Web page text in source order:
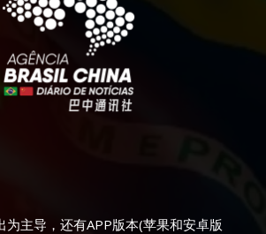
为主导，还有APP版本(苹果和安卓版